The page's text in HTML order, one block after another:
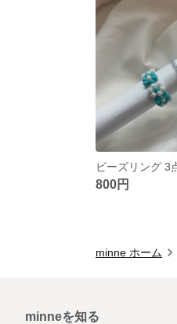
800円
minne ホーム
minneを知る